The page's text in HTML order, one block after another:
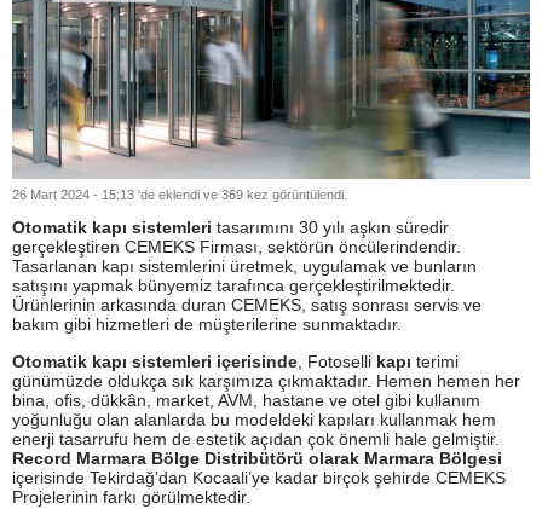
26 Mart 2024 - 15:13 'de eklendi ve 369 kez görüntülendi.
Otomatik kapı sistemleri tasarımını 30 yılı aşkın süredir
gerçekleştiren CEMEKS Firması, sektörün öncülerindendir.
Tasarlanan kapı sistemlerini üretmek, uygulamak ve bunların
satışını yapmak bünyemiz tarafınca gerçekleştirilmektedir.
Ürünlerinin arkasında duran CEMEKS, satış sonrası servis ve
bakım gibi hizmetleri de müşterilerine sunmaktadır.
Otomatik kapı sistemleri içerisinde , Fotoselli kapı terimi
günümüzde oldukça sık karşımıza çıkmaktadır. Hemen hemen her
bina, ofis, dükkân, market, AVM, hastane ve otel gibi kullanım
yoğunluğu olan alanlarda bu modeldeki kapıları kullanmak hem
enerji tasarrufu hem de estetik açıdan çok önemli hale gelmiştir.
Record Marmara Bölge Distribütörü olarak Marmara Bölgesi
içerisinde Tekirdağ’dan Kocaali’ye kadar birçok şehirde CEMEKS
Projelerinin farkı görülmektedir.